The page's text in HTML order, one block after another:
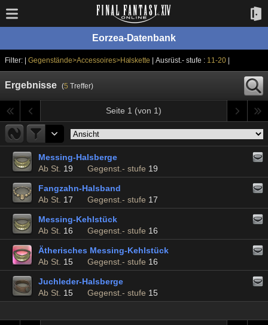
Eorzea-Datenbank
Filter: | Gegenstände>Accessoires>Halskette | Ausrüst.- stufe : 11-20
Ergebnisse (5 Treffer)
Seite 1 (von 1)
Messing-Halsberge
Ab St. 19 Gegenst.- stufe 19
Fangzahn-Halsband
Ab St. 17 Gegenst.- stufe 17
Messing-Kehlstück
Ab St. 16 Gegenst.- stufe 16
Ätherisches Messing-Kehlstück
Ab St. 15 Gegenst.- stufe 16
Juchleder-Halsberge
Ab St. 15 Gegenst.- stufe 15